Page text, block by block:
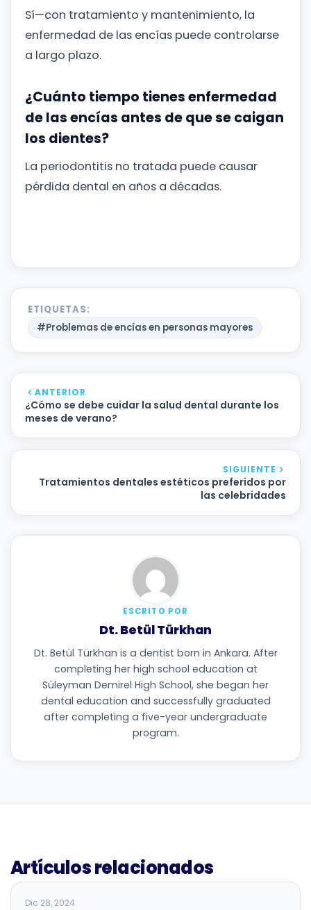
Sí—con tratamiento y mantenimiento, la
enfermedad de las encías puede controlarse
a largo plazo.
¿Cuánto tiempo tienes enfermedad
de las encías antes de que se caigan
los dientes?
La periodontitis no tratada puede causar
pérdida dental en años a décadas.
ETIQUETAS:
#Problemas de encías en personas mayores
ANTERIOR
¿Cómo se debe cuidar la salud dental durante los
meses de verano?
SIGUIENTE
Tratamientos dentales estéticos preferidos por
las celebridades
ESCRITO POR
Dt. Betül Türkhan
Dt. Betül Türkhan is a dentist born in Ankara. After
completing her high school education at
Süleyman Demirel High School, she began her
dental education and successfully graduated
after completing a five-year undergraduate
program.
Artículos relacionados
BLOG
Dic 28, 2024